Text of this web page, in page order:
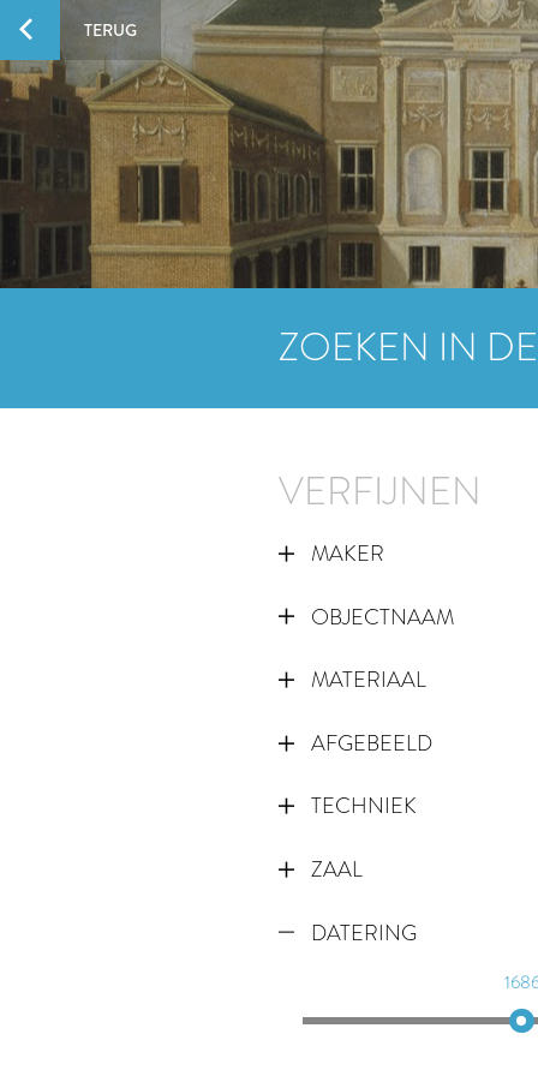
TERUG
ZOEKEN IN
VERFIJNEN
MAKER
OBJECTNAAM
MATERIAAL
AFGEBEELD
TECHNIEK
ZAAL
DATERING